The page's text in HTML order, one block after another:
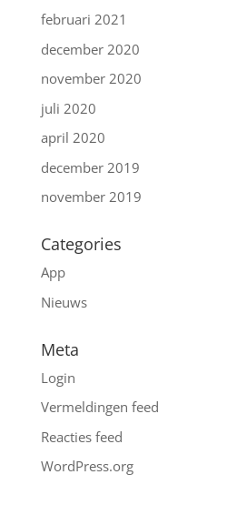
februari 2021
december 2020
november 2020
juli 2020
april 2020
december 2019
november 2019
Categories
App
Nieuws
Meta
Login
Vermeldingen feed
Reacties feed
WordPress.org